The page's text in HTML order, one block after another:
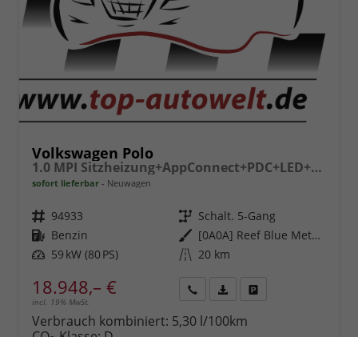
Volkswagen Polo
1.0 MPI Sitzheizung+AppConnect+PDC+LED+Touch+Lichtsensor+MultiLenkrad
sofort lieferbar Neuwagen
Fahrzeugnr. 94933 Getriebe Schalt. 5-Gang
Kraftstoff Benzin Außenfarbe
[0A0A] Reef Blue Metallic
Leistung 59 kW (80 PS) Kilometerstand 20 km
18.948,– €
incl. 19% MwSt.
anfordern
Datei,
Verbrauch kombiniert: 5,30 l/100km